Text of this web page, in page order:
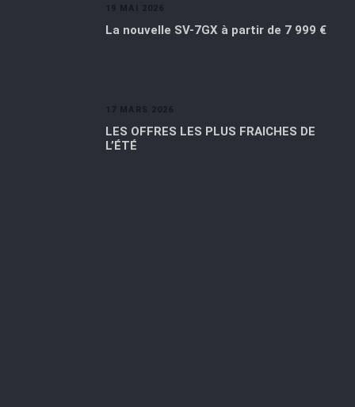
19 MAI 2026
La nouvelle SV-7GX à partir de 7 999 €
17 MARS 2026
LES OFFRES LES PLUS FRAICHES DE
L’ÉTÉ